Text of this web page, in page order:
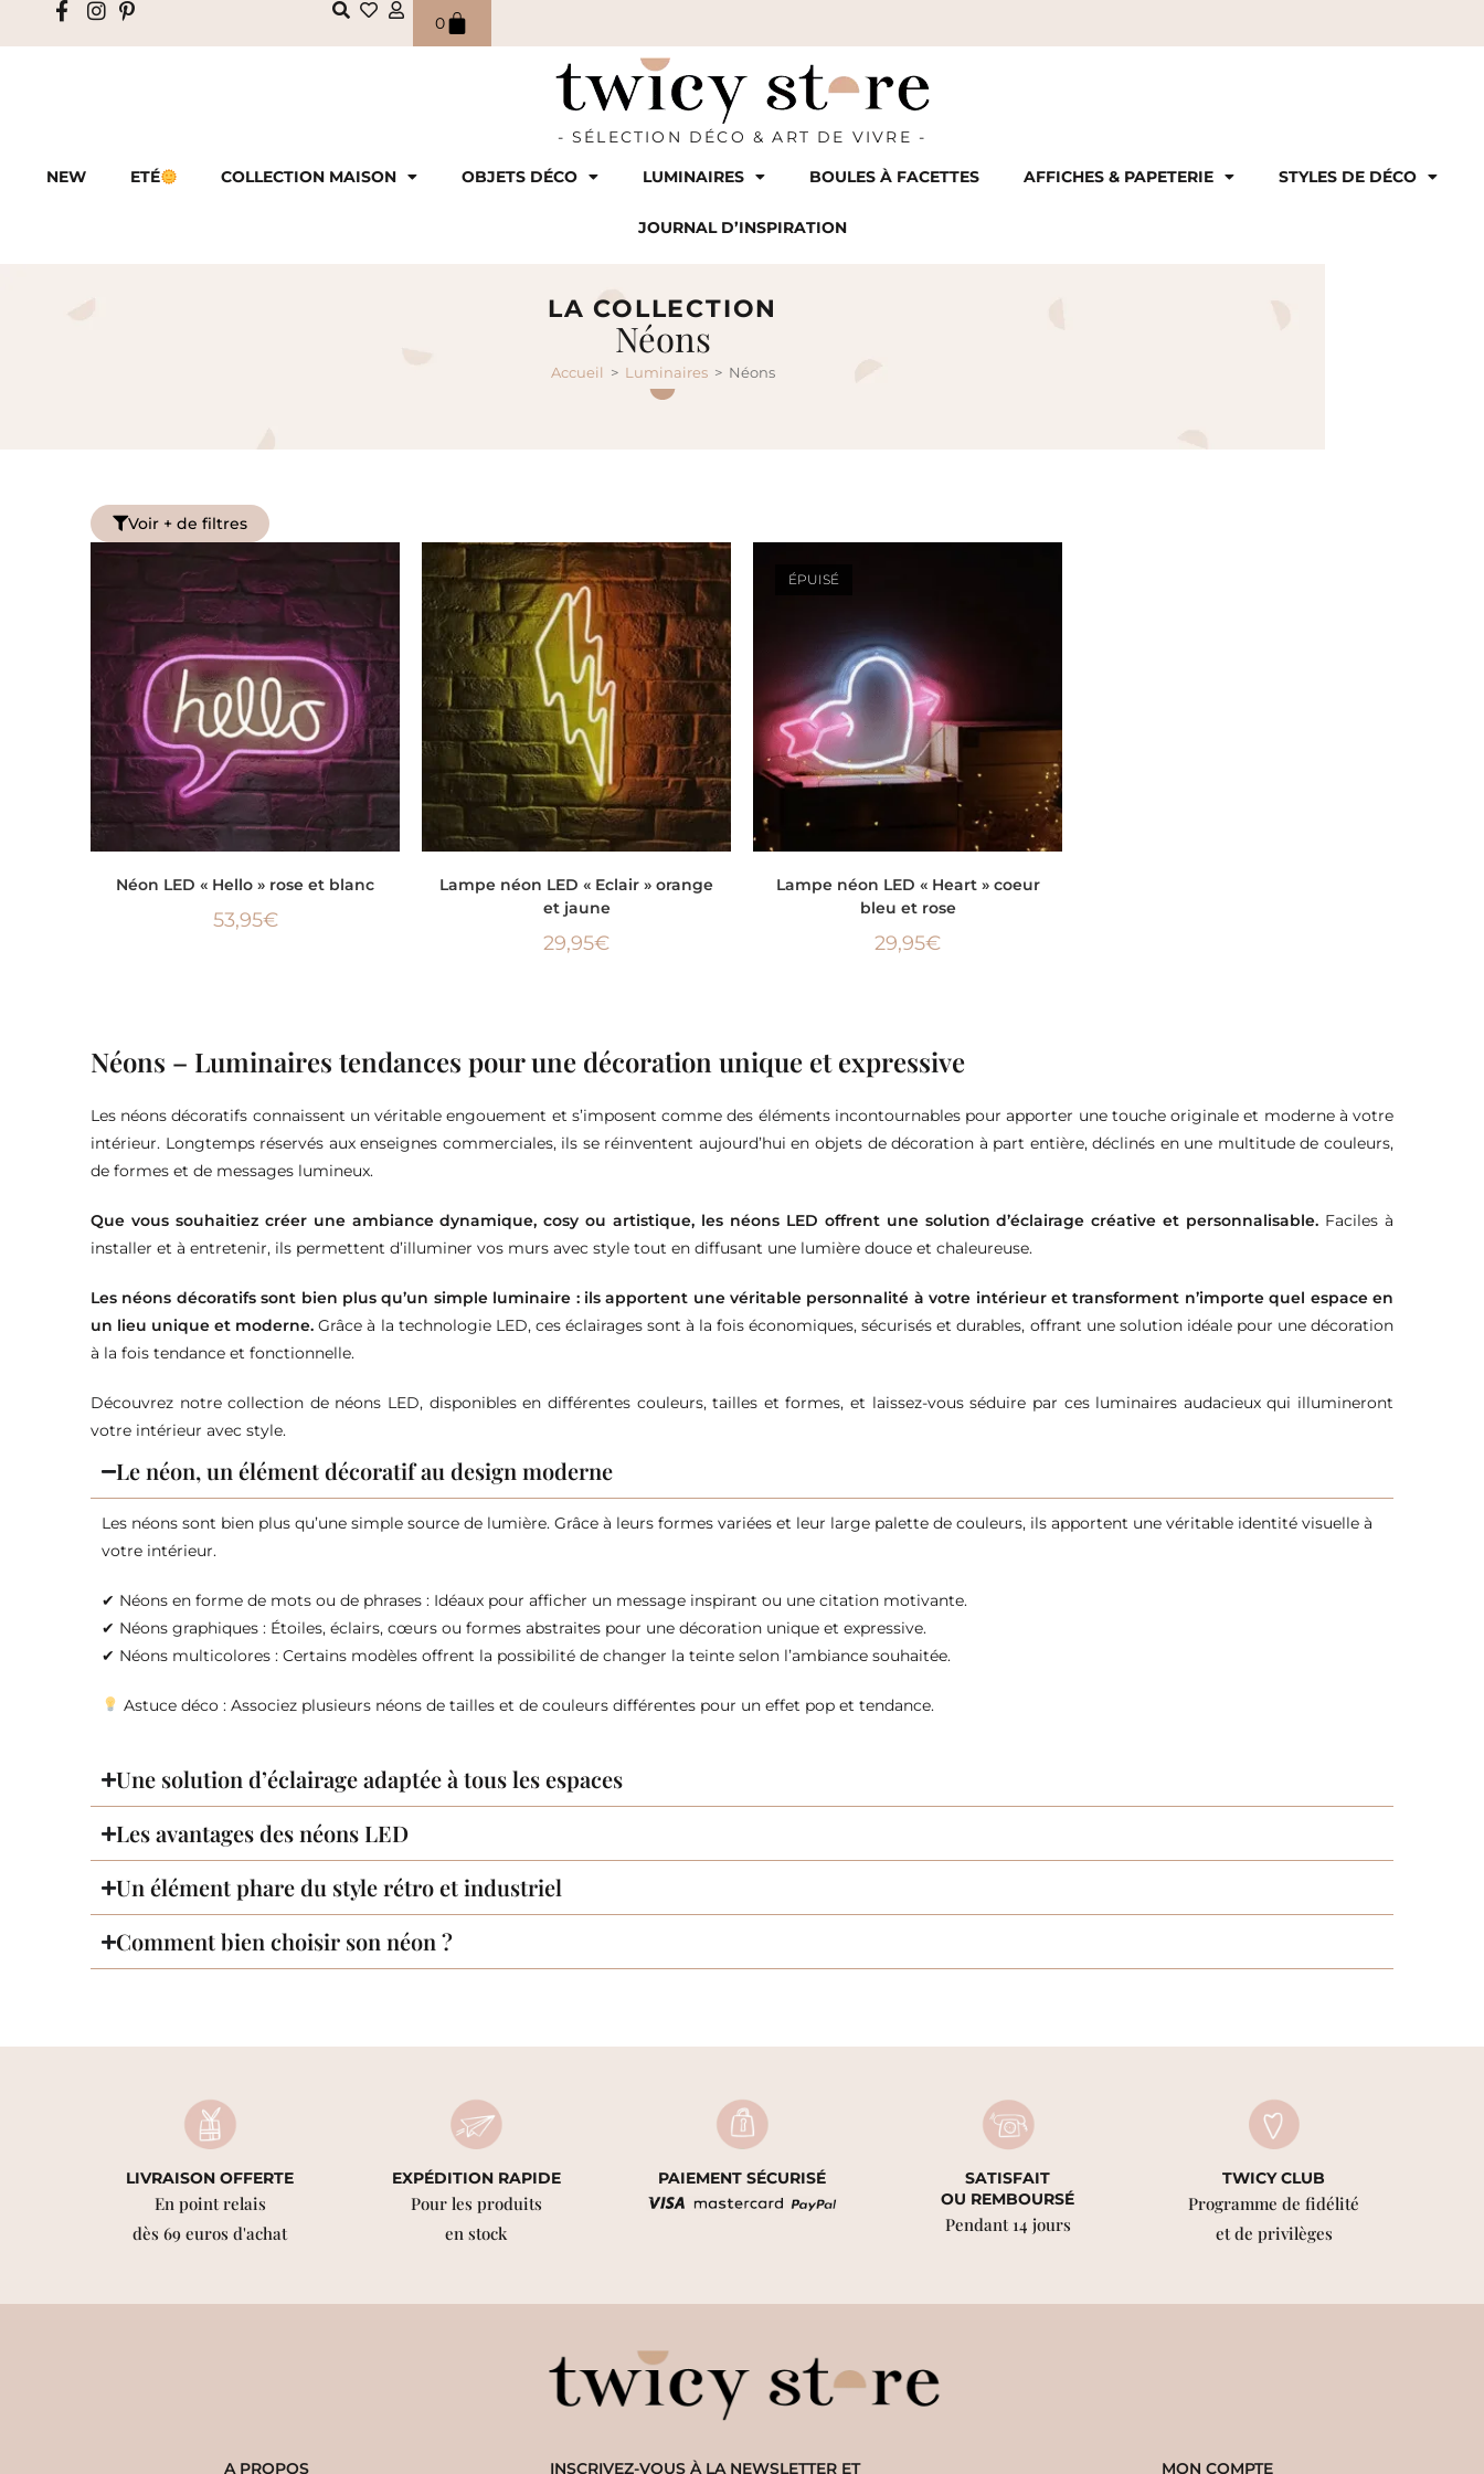
0
- SÉLECTION DÉCO & ART DE VIVRE -
NEW
ETÉ COLLECTION MAISON OBJETS DÉCO LUMINAIRES BOULES À FACETTES AFFICHES & PAPETERIE STYLES DE DÉCO
JOURNAL D’INSPIRATION
LA COLLECTION
Néons
Accueil > Luminaires > Néons
Voir + de filtres
Néon LED « Hello » rose et blanc
53,95€
Lampe néon LED « Eclair » orange
et jaune
29,95€
ÉPUISÉ
Lampe néon LED « Heart » coeur
bleu et rose
29,95€
Néons – Luminaires tendances pour une décoration unique et expressive
Les néons décoratifs connaissent un véritable engouement et s’imposent comme des éléments incontournables pour apporter une touche originale et moderne à votre
intérieur. Longtemps réservés aux enseignes commerciales, ils se réinventent aujourd’hui en objets de décoration à part entière, déclinés en une multitude de couleurs,
de formes et de messages lumineux.
Que vous souhaitiez créer une ambiance dynamique, cosy ou artistique, les néons LED offrent une solution d’éclairage créative et personnalisable. Faciles à
installer et à entretenir, ils permettent d’illuminer vos murs avec style tout en diffusant une lumière douce et chaleureuse.
Les néons décoratifs sont bien plus qu’un simple luminaire : ils apportent une véritable personnalité à votre intérieur et transforment n’importe quel espace en
un lieu unique et moderne. Grâce à la technologie LED, ces éclairages sont à la fois économiques, sécurisés et durables, offrant une solution idéale pour une décoration
à la fois tendance et fonctionnelle.
Découvrez notre collection de néons LED, disponibles en différentes couleurs, tailles et formes, et laissez-vous séduire par ces luminaires audacieux qui illumineront
votre intérieur avec style.
Le néon, un élément décoratif au design moderne
Les néons sont bien plus qu’une simple source de lumière. Grâce à leurs formes variées et leur large palette de couleurs, ils apportent une véritable identité visuelle à
votre intérieur.
✔ Néons en forme de mots ou de phrases : Idéaux pour afficher un message inspirant ou une citation motivante.
✔ Néons graphiques : Étoiles, éclairs, cœurs ou formes abstraites pour une décoration unique et expressive.
✔ Néons multicolores : Certains modèles offrent la possibilité de changer la teinte selon l’ambiance souhaitée.
Astuce déco : Associez plusieurs néons de tailles et de couleurs différentes pour un effet pop et tendance.
Une solution d’éclairage adaptée à tous les espaces
Les avantages des néons LED
Un élément phare du style rétro et industriel
Comment bien choisir son néon ?
LIVRAISON OFFERTE
En point relais
dès 69 euros d'achat
EXPÉDITION RAPIDE
Pour les produits
en stock
PAIEMENT SÉCURISÉ
SATISFAIT
OU REMBOURSÉ
Pendant 14 jours
TWICY CLUB
Programme de fidélité
et de privilèges
A PROPOS INSCRIVEZ-VOUS À LA NEWSLETTER ET MON COMPTE